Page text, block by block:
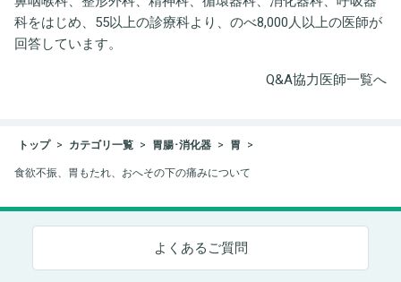
科をはじめ、55以上の診療科より、のべ8,000人以上の医師が
回答しています。
Q&A協力医師一覧へ
トップ カテゴリ一覧 胃腸･消化器 胃
食欲不振、胃もたれ、おへその下の痛みについて
よくあるご質問